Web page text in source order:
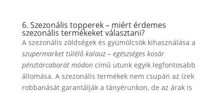
6. Szezonális topperek – miért érdemes
szezonális termékeket választani?
A szezonális zöldségek és gyümölcsök kihasználása a
szupermarket túlélő kalauz – egészséges kosár
pénztárcabarát módoncímű utunk egyik legfontosabb
állomása. A szezonális termékek nem csupán az ízek
robbanását garantálják a tányérunkon, de az árak is